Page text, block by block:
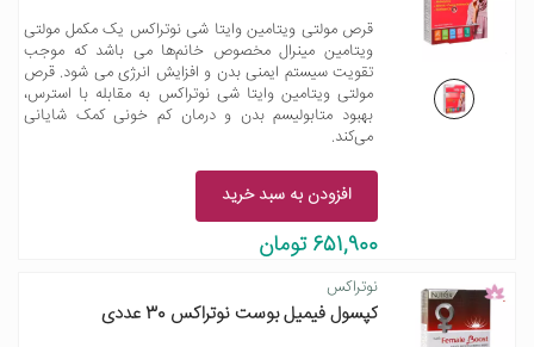
قرص مولتی ویتامین وایتا شی نوتراکس یک مکمل مولتی
ویتامین مینرال مخصوص خانم‌ها می باشد که موجب
تقویت سیستم ایمنی بدن و افزایش انرژی می شود. قرص
مولتی ویتامین وایتا شی نوتراکس به مقابله با استرس،
بهبود متابولیسم بدن و درمان کم خونی کمک شایانی
می‌کند.
افزودن به سبد خرید
651,900 تومان
نوتراکس
کپسول فیمیل بوست نوتراکس 30 عددی